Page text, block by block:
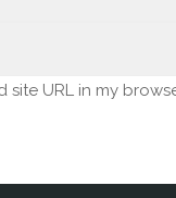
site URL in my